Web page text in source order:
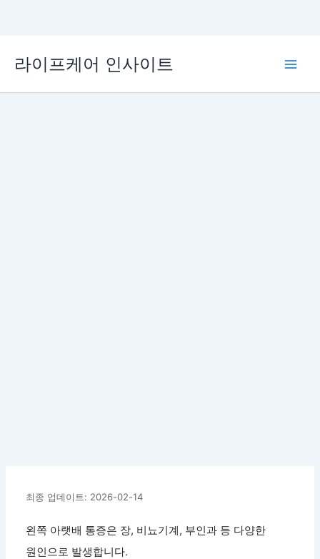
로
라이프케어 인사이트
최종 업데이트: 2026-02-14
왼쪽 아랫배 통증은 장, 비뇨기계, 부인과 등 다양한
원인으로 발생합니다.